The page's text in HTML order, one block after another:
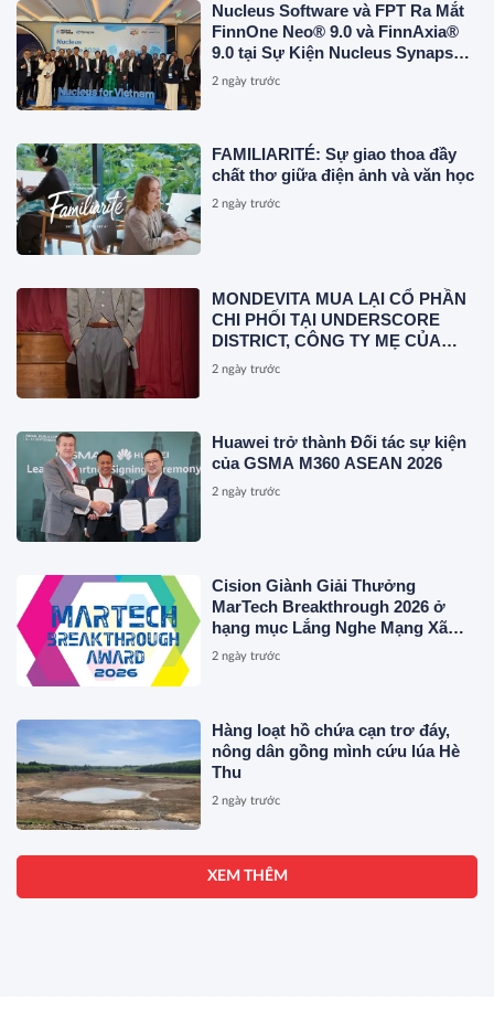
Nucleus Software và FPT Ra Mắt
FinnOne Neo® 9.0 và FinnAxia®
9.0 tại Sự Kiện Nucleus Synapse
Lần Đầu Tiên tại Việt Nam
2 ngày trước
FAMILIARITÉ: Sự giao thoa đầy
chất thơ giữa điện ảnh và văn học
2 ngày trước
MONDEVITA MUA LẠI CỔ PHẦN
CHI PHỐI TẠI UNDERSCORE
DISTRICT, CÔNG TY MẸ CỦA
MAGLIANO, ĐÁNH DẤU BƯỚC
2 ngày trước
Huawei trở thành Đối tác sự kiện
của GSMA M360 ASEAN 2026
2 ngày trước
Cision Giành Giải Thưởng
MarTech Breakthrough 2026 ở
hạng mục Lắng Nghe Mạng Xã
Hội, Phân Phối Thông Cáo Báo
2 ngày trước
Hàng loạt hồ chứa cạn trơ đáy,
nông dân gồng mình cứu lúa Hè
Thu
2 ngày trước
XEM THÊM